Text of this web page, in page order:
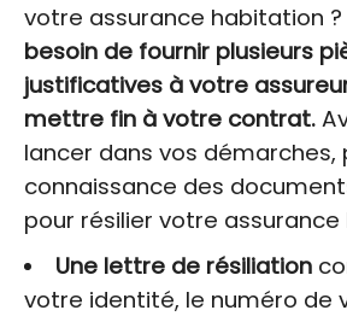
votre assurance habitation ?
besoin de fournir plusieurs
justificatives à votre
mettre fin à votre contrat.
lancer dans vos démarches,
connaissance des
pour résilier votre
Une lettre de résiliation
votre identité, le numéro de